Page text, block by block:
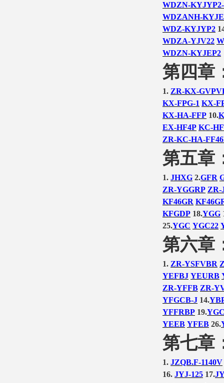
WDZN-
WDZANH-
WDZ-KYJYP2
WDZA-YJV22
WDZN-KYJEP2
第四章
1. ZR-KX-
KX-FPG-1 KX-
KX-HA-FFP 10.
EX-HF4P KC-
ZR-KC-HA-
第五章
1. JHXG 2.GFR
ZR-YGGRP ZR-
KF46GR
KFGDP 18.YGG
25.YGC YGC22
第六章
1. ZR-YSFVBR
YEFBJ YEURB
ZR-YFFB ZR-
YFGCB-J 14.
YFFRBP 19.
YEEB YFEB 26.
第七章
1. JZQB.F-1140V
16. JYJ-125 17.